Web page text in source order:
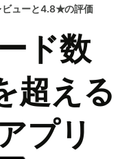
ビューと4.8★の評価
ド数
超える
プリ